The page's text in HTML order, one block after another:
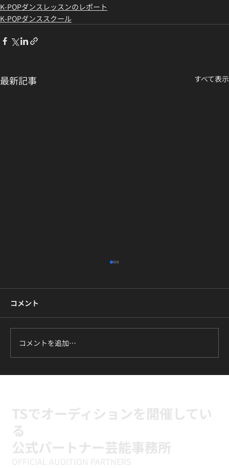
K-POPダンスレッスンのレポート
K-POPダンススクール
最新記事 すべて表示
コメント
コメントを追加…
TSでオーディションを開催してい
る
公式パートナー芸能事務所
OFFICIAL AUDITION PARTNERS